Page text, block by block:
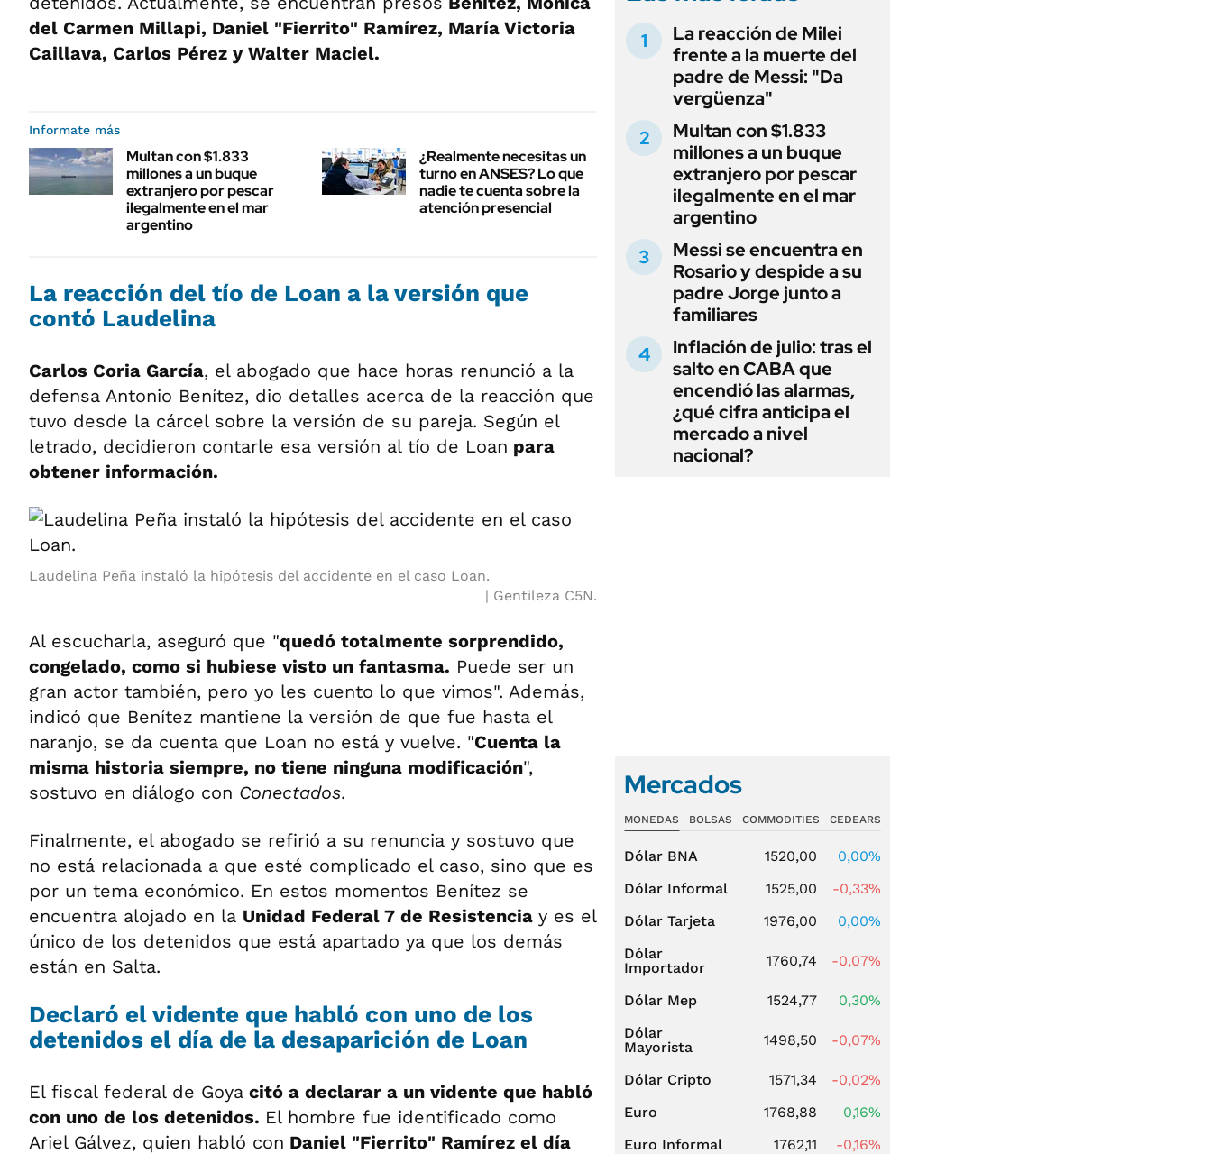
del Carmen Millapi, Daniel "Fierrito" Ramírez, María Victoria
Caillava, Carlos Pérez y Walter Maciel.
Informate más
Multan con $1.833
millones a un buque
extranjero por pescar
ilegalmente en el mar
argentino
¿Realmente necesitas un
turno en ANSES? Lo que
nadie te cuenta sobre la
atención presencial
La reacción del tío de Loan a la versión que
contó Laudelina
Carlos Coria García, el abogado que hace horas renunció a la
defensa Antonio Benítez, dio detalles acerca de la reacción que
tuvo desde la cárcel sobre la versión de su pareja. Según el
letrado, decidieron contarle esa versión al tío de Loan para
obtener información.
Laudelina Peña instaló la hipótesis del accidente en el caso Loan.
Gentileza C5N.
Al escucharla, aseguró que "quedó totalmente sorprendido,
congelado, como si hubiese visto un fantasma. Puede ser un
gran actor también, pero yo les cuento lo que vimos". Además,
indicó que Benítez mantiene la versión de que fue hasta el
naranjo, se da cuenta que Loan no está y vuelve. "Cuenta la
misma historia siempre, no tiene ninguna modificación",
sostuvo en diálogo con Conectados.
Finalmente, el abogado se refirió a su renuncia y sostuvo que
no está relacionada a que esté complicado el caso, sino que es
por un tema económico. En estos momentos Benítez se
encuentra alojado en la Unidad Federal 7 de Resistencia y es el
único de los detenidos que está apartado ya que los demás
están en Salta.
Declaró el vidente que habló con uno de los
detenidos el día de la desaparición de Loan
El fiscal federal de Goya citó a declarar a un vidente que habló
con uno de los detenidos. El hombre fue identificado como
Ariel Gálvez, quien habló con Daniel "Fierrito" Ramírez el día
La reacción de Milei
frente a la muerte del
padre de Messi: "Da
vergüenza"
Multan con $1.833
millones a un buque
extranjero por pescar
ilegalmente en el mar
argentino
Messi se encuentra en
Rosario y despide a su
padre Jorge junto a
familiares
Inflación de julio: tras el
salto en CABA que
encendió las alarmas,
¿qué cifra anticipa el
mercado a nivel
nacional?
Mercados
MONEDAS BOLSAS COMMODITIES CEDEARS
Dólar BNA 1520,00
0,00%
Dólar Informal
1525,00
-0,33%
Dólar Tarjeta
1976,00
0,00%
Dólar
Importador
1760,74 -0,07%
Dólar Mep 1524,77
0,30%
Dólar
Mayorista
1498,50 -0,07%
Dólar Cripto 1571,34
-0,02%
Euro
1768,88
0,16%
Euro Informal
1762,11 -0,16%